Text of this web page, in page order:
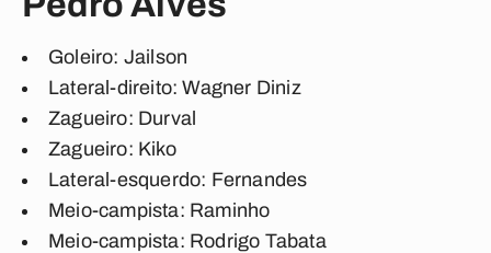
Goleiro: Jailson
Lateral-direito: Wagner Diniz
Zagueiro: Durval
Zagueiro: Kiko
Lateral-esquerdo: Fernandes
Meio-campista: Raminho
Meio-campista: Rodrigo Tabata